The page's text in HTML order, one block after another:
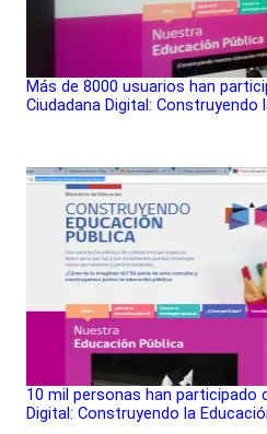
Más de 8000 usuarios han
Ciudadana Digital: Construyendo
10 mil personas han participado
Digital: Construyendo la